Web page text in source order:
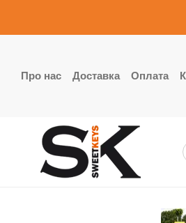
Про нас Доставка Оплата